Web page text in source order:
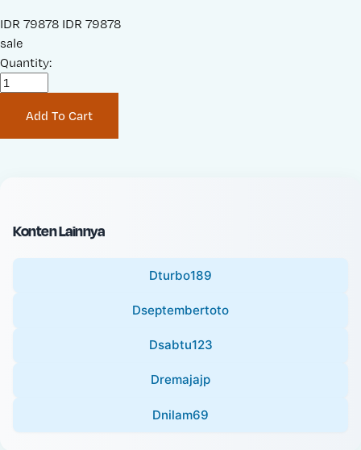
S
a
l
e
i
IDR 79878 O
n
a
c
e
IDR 79878
sale
Quantity:
Add To Cart
Konten Lainnya
Dturbo189
Dseptembertoto
Dsabtu123
Dremajajp
Dnilam69